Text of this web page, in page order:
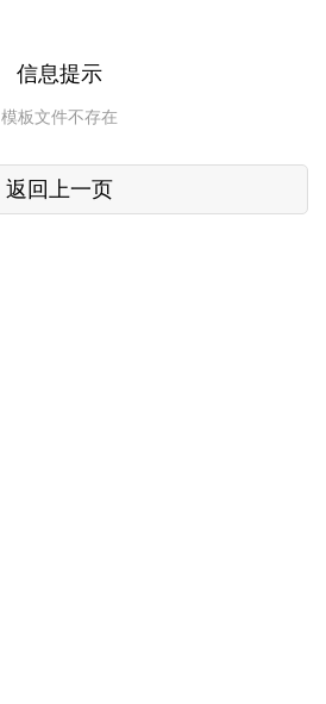
信息提示
模板文件不存在
返回上一页